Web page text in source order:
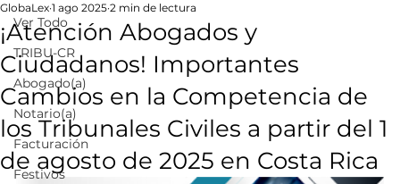
Ver Todo
TRIBU-CR
Abogado(a)
Notario(a)
Facturación
Festivos
¡Atención Abogados y
Ciudadanos! Importantes
Cambios en la Competencia de
los Tribunales Civiles a partir del 1
de agosto de 2025 en Costa Rica
GlobaLex 1 ago 2025 2 min de lectura